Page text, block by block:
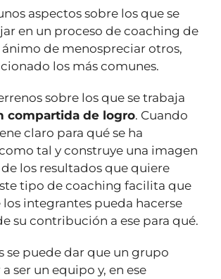
aspectos sobre los que se
en un proceso de coaching de
ánimo de menospreciar otros,
los más comunes.
sobre los que se trabaja
compartida de logro. Cuando
claro para qué se ha
tal y construye una imagen
los resultados que quiere
tipo de coaching facilita que
integrantes pueda hacerse
su contribución a ese para qué.
se puede dar que un grupo
ser un equipo y, en ese